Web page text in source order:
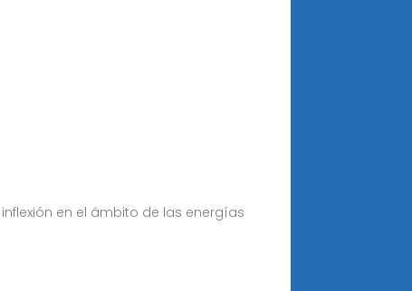
en el ámbito de las energías